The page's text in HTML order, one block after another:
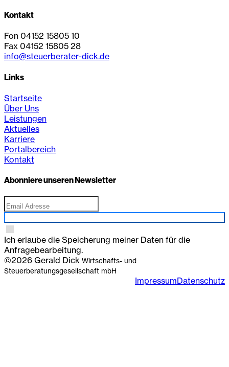
Kontakt
Fon 04152 15805 10
Fax 04152 15805 28
info@steuerberater-dick.de
Links
Startseite
Über Uns
Leistungen
Aktuelles
Karriere
Portalbereich
Kontakt
Abonniere unseren Newsletter
Ich erlaube die Speicherung meiner Daten für die
Anfragebearbeitung.
©2026 Gerald Dick Wirtschafts- und
Steuerberatungsgesellschaft mbH
ImpressumDatenschutz